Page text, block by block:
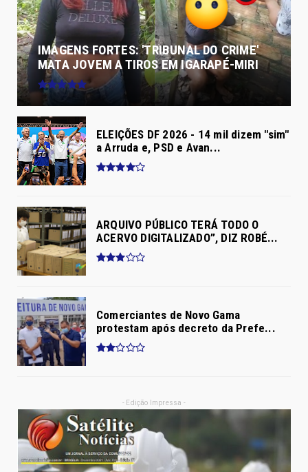
IMAGENS FORTES: 'TRIBUNAL DO CRIME'
MATA JOVEM A TIROS EM IGARAPÉ-MIRI
ELEIÇÕES DF 2026 - 14 mil dizem "sim"
a Arruda e, PSD e Avan...
ARQUIVO PÚBLICO TERÁ TODO O
ACERVO DIGITALIZADO”, DIZ ROBÉ...
Comerciantes de Novo Gama
protestam após decreto da Prefe...
- Edição Impressa -